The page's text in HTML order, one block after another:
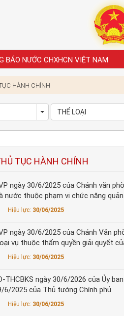
BÁO NƯỚC CHXHCN VIỆT NAM
HÀNH CHÍNH
Toggle Dropdown
THỂ LOẠI
TỤC HÀNH CHÍNH
ngày 30/6/2025 của Chánh văn
nước thuộc phạm vi chức năng
Hiệu lực: 30/06/2025
ngày 30/6/2025 của Chánh Văn
vụ thuộc thẩm quyền giải quyết
Hiệu lực: 30/06/2025
THCBKS ngày 30/6/2026 của Ủy
2025 của Thủ tướng Chính phủ
Hiệu lực: 30/06/2025